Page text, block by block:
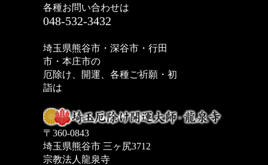
各種お問い合わせは
048-532-3432
埼玉県熊谷市・深谷市・行田
市・本庄市の
厄除け、開運、各種ご祈願・初
詣は
〒360-0843
埼玉県熊谷市 三ヶ尻3712
宗教法人龍泉寺